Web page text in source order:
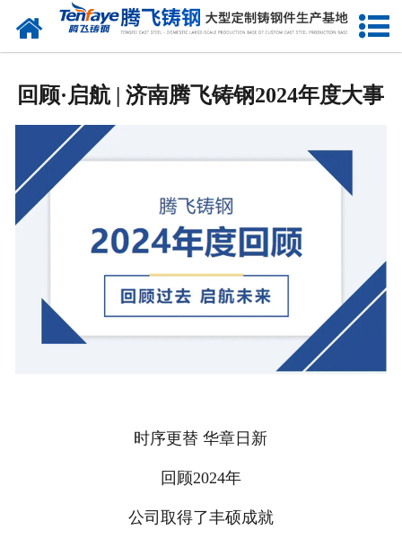
网站首页
新闻中心
生产能力
联系我们
回顾·启航 | 济南腾飞铸钢2024年度大事
时序更替 华章日新
回顾2024年
公司取得了丰硕成就